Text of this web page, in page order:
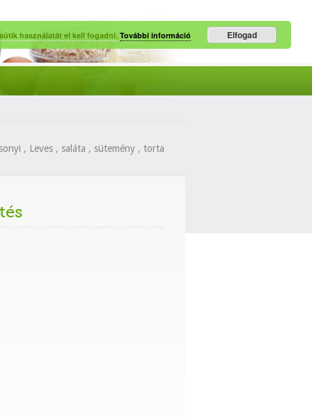
, Leves , saláta , sütemény , torta
használatát el kell fogadni. További információ Elfogad